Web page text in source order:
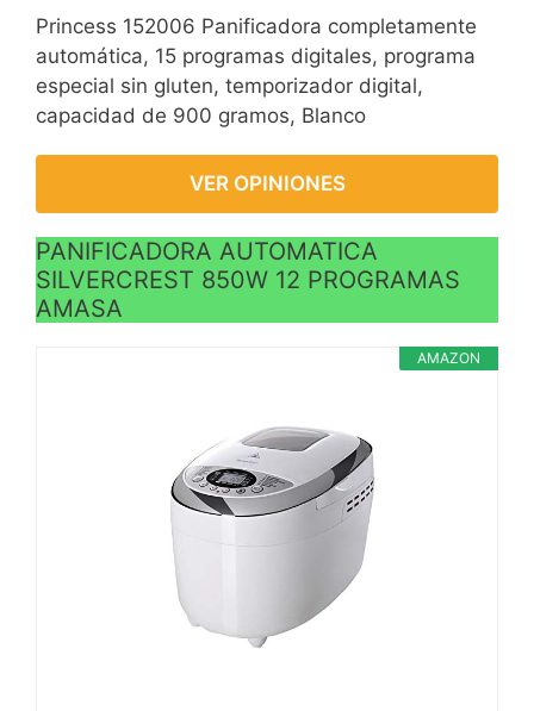
Princess 152006 Panificadora completamente
automática, 15 programas digitales, programa
especial sin gluten, temporizador digital,
capacidad de 900 gramos, Blanco
VER OPINIONES
PANIFICADORA AUTOMATICA
SILVERCREST 850W 12 PROGRAMAS
AMASA
AMAZON